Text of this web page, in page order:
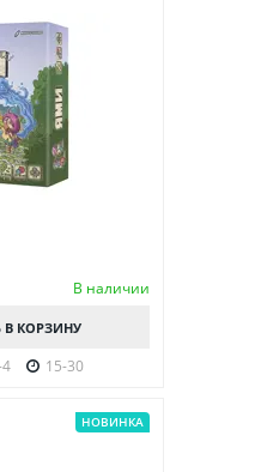
В наличии
В КОРЗИНУ
15-30
НОВИНКА